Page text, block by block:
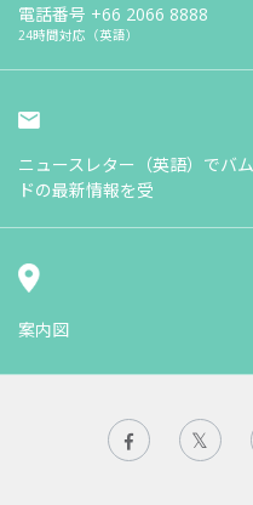
電話番号 +66 2066 8888
24時間対応（英語）
ニュースレター（英語）でバ
ドの最新情報を受
案内図